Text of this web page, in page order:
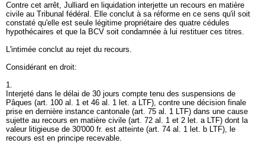
Contre cet arrêt, Julliard en liquidation interjette un recours en matière
civile au Tribunal fédéral. Elle conclut à sa réforme en ce sens qu'il soit
constaté qu'elle est seule légitime propriétaire des quatre cédules
hypothécaires et que la BCV soit condamnée à lui restituer ces titres.
L'intimée conclut au rejet du recours.
Considérant en droit:
1.
Interjeté dans le délai de 30 jours compte tenu des suspensions de
Pâques (art. 100 al. 1 et 46 al. 1 let. a LTF), contre une décision finale
prise en dernière instance cantonale (art. 75 al. 1 LTF) dans une cause
sujette au recours en matière civile (art. 72 al. 1 et 2 let. a LTF) dont la
valeur litigieuse de 30'000 fr. est atteinte (art. 74 al. 1 let. b LTF), le
recours est en principe recevable.